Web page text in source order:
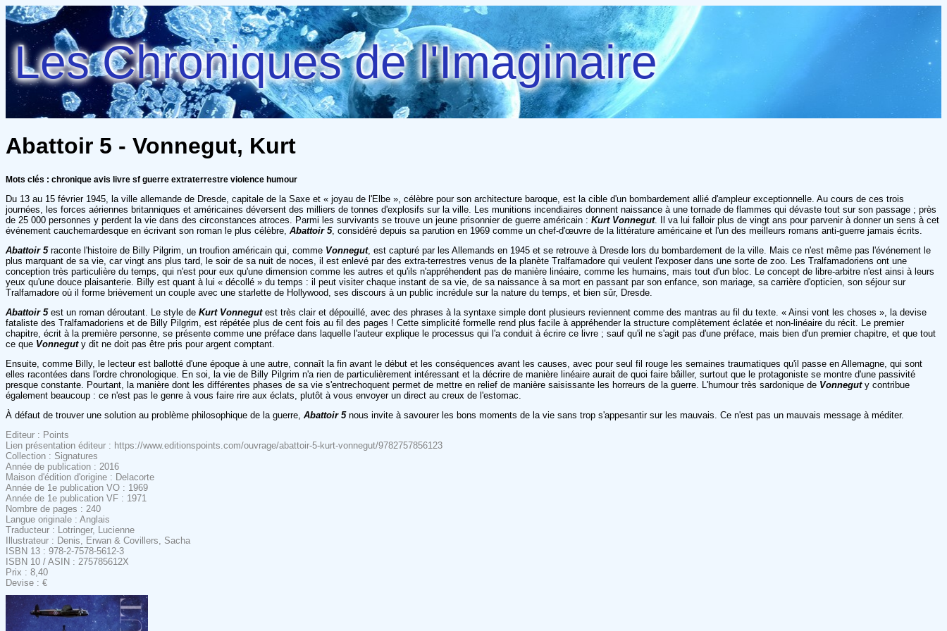
Les Chroniques de l'Imaginaire
Abattoir 5 - Vonnegut, Kurt
Mots clés : chronique avis livre sf guerre extraterrestre violence humour
Du 13 au 15 février 1945, la ville allemande de Dresde, capitale de la Saxe et « joyau de l'Elbe », célèbre pour son architecture baroque, est la cible d'un bombardement allié d'ampleur exceptionnelle. Au cours de ces trois
journées, les forces aériennes britanniques et américaines déversent des milliers de tonnes d'explosifs sur la ville. Les munitions incendiaires donnent naissance à une tornade de flammes qui dévaste tout sur son passage ; près
de 25 000 personnes y perdent la vie dans des circonstances atroces. Parmi les survivants se trouve un jeune prisonnier de guerre américain : Kurt Vonnegut. Il va lui falloir plus de vingt ans pour parvenir à donner un sens à cet
événement cauchemardesque en écrivant son roman le plus célèbre, Abattoir 5, considéré depuis sa parution en 1969 comme un chef-d'œuvre de la littérature américaine et l'un des meilleurs romans anti-guerre jamais écrits.
Abattoir 5raconte l'histoire de Billy Pilgrim, un troufion américain qui, comme Vonnegut, est capturé par les Allemands en 1945 et se retrouve à Dresde lors du bombardement de la ville. Mais ce n'est même pas l'événement le
plus marquant de sa vie, car vingt ans plus tard, le soir de sa nuit de noces, il est enlevé par des extra-terrestres venus de la planète Tralfamadore qui veulent l'exposer dans une sorte de zoo. Les Tralfamadoriens ont une
conception très particulière du temps, qui n'est pour eux qu'une dimension comme les autres et qu'ils n'appréhendent pas de manière linéaire, comme les humains, mais tout d'un bloc. Le concept de libre-arbitre n'est ainsi à leurs
yeux qu'une douce plaisanterie. Billy est quant à lui « décollé » du temps : il peut visiter chaque instant de sa vie, de sa naissance à sa mort en passant par son enfance, son mariage, sa carrière d'opticien, son séjour sur
Tralfamadore où il forme brièvement un couple avec une starlette de Hollywood, ses discours à un public incrédule sur la nature du temps, et bien sûr, Dresde.
Abattoir 5est un roman déroutant. Le style de Kurt Vonnegutest très clair et dépouillé, avec des phrases à la syntaxe simple dont plusieurs reviennent comme des mantras au fil du texte. « Ainsi vont les choses », la devise
fataliste des Tralfamadoriens et de Billy Pilgrim, est répétée plus de cent fois au fil des pages ! Cette simplicité formelle rend plus facile à appréhender la structure complètement éclatée et non-linéaire du récit. Le premier
chapitre, écrit à la première personne, se présente comme une préface dans laquelle l'auteur explique le processus qui l'a conduit à écrire ce livre ; sauf qu'il ne s'agit pas d'une préface, mais bien d'un premier chapitre, et que tout
ce que Vonnegut y dit ne doit pas être pris pour argent comptant.
Ensuite, comme Billy, le lecteur est ballotté d'une époque à une autre, connaît la fin avant le début et les conséquences avant les causes, avec pour seul fil rouge les semaines traumatiques qu'il passe en Allemagne, qui sont
elles racontées dans l'ordre chronologique. En soi, la vie de Billy Pilgrim n'a rien de particulièrement intéressant et la décrire de manière linéaire aurait de quoi faire bâiller, surtout que le protagoniste se montre d'une passivité
presque constante. Pourtant, la manière dont les différentes phases de sa vie s'entrechoquent permet de mettre en relief de manière saisissante les horreurs de la guerre. L'humour très sardonique de Vonneguty contribue
également beaucoup : ce n'est pas le genre à vous faire rire aux éclats, plutôt à vous envoyer un direct au creux de l'estomac.
À défaut de trouver une solution au problème philosophique de la guerre, Abattoir 5nous invite à savourer les bons moments de la vie sans trop s'appesantir sur les mauvais. Ce n'est pas un mauvais message à méditer.
Editeur : Points
Lien présentation éditeur : https://www.editionspoints.com/ouvrage/abattoir-5-kurt-vonnegut/9782757856123
Collection : Signatures
Année de publication : 2016
Maison d'édition d'origine : Delacorte
Année de 1e publication VO : 1969
Année de 1e publication VF : 1971
Nombre de pages : 240
Langue originale : Anglais
Traducteur : Lotringer, Lucienne
Illustrateur : Denis, Erwan & Covillers, Sacha
ISBN 13 : 978-2-7578-5612-3
ISBN 10 / ASIN : 275785612X
Prix : 8,40
Devise : €